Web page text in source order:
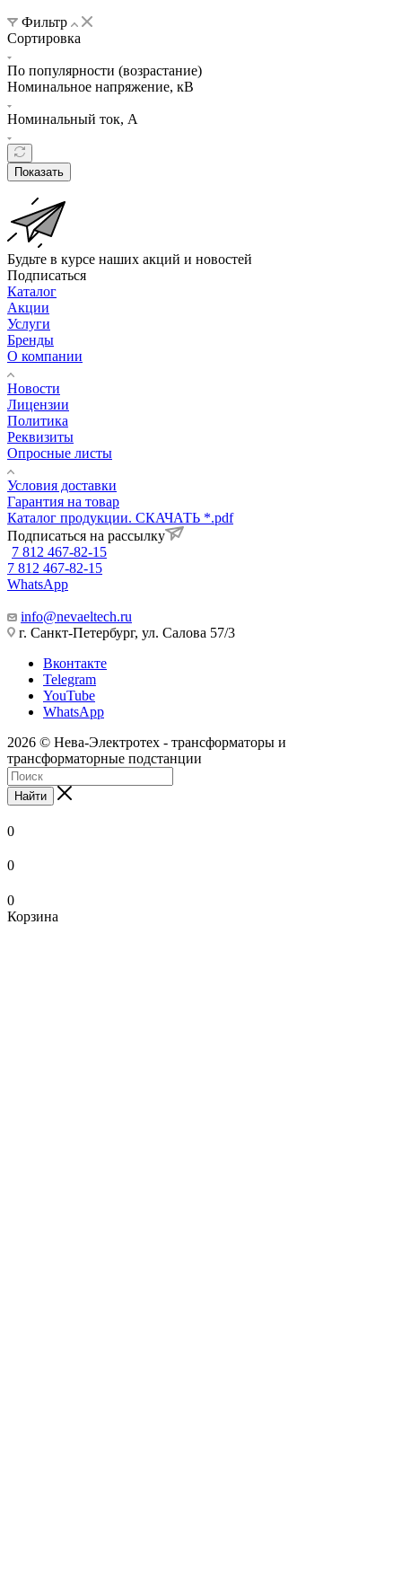
Фильтр
Сортировка
По популярности (возрастание)
Номинальное напряжение, кВ
Номинальный ток, А
Показать
Будьте в курсе наших акций и новостей
Подписаться
Каталог
Акции
Услуги
Бренды
О компании
Новости
Лицензии
Политика
Реквизиты
Опросные листы
Условия доставки
Гарантия на товар
Каталог продукции. СКАЧАТЬ *.pdf
Подписаться на рассылку
7 812 467-82-15
7 812 467-82-15
WhatsApp
info@nevaeltech.ru
г. Санкт-Петербург, ул. Салова 57/3
Вконтакте
Telegram
YouTube
WhatsApp
2026 © Нева-Электротех - трансформаторы и
трансформаторные подстанции
Найти
0
0
0
Корзина